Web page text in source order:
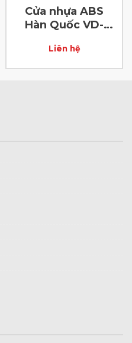
Cửa nhựa ABS
Hàn Quốc VD-
Liên hệ